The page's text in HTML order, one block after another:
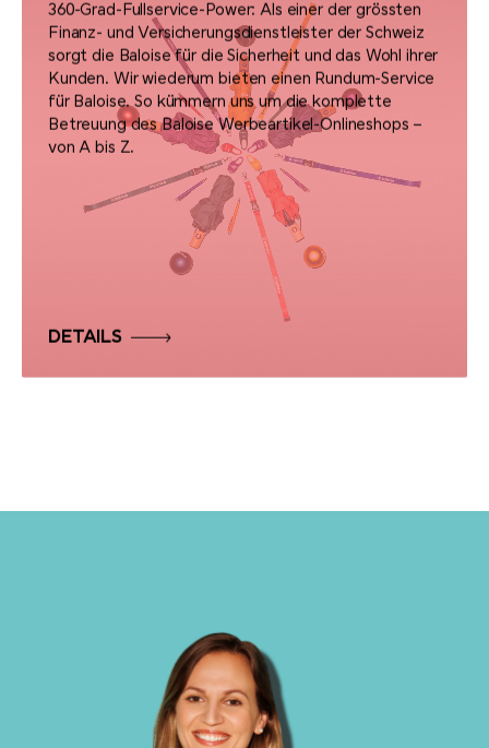
360-Grad-Fullservice-Power: Als einer der grössten
Finanz- und Versicherungsdienstleister der Schweiz
sorgt die Baloise für die Sicherheit und das Wohl ihrer
Kunden. Wir wiederum bieten einen Rundum-Service
für Baloise. So kümmern uns um die komplette
Betreuung des Baloise Werbeartikel-Onlineshops –
von A bis Z.
DETAILS